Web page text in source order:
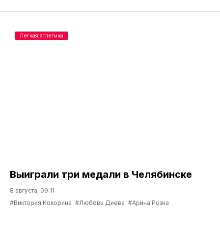
Выиграли три медали в Челябинске
8 августа, 09:11
#Виктория Кокорина #Любовь Диева #Арина Розна
Легкая атлетика